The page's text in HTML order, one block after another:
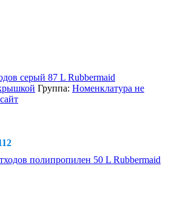
серый 87 L Rubbermaid
Группа: Номенклатура не